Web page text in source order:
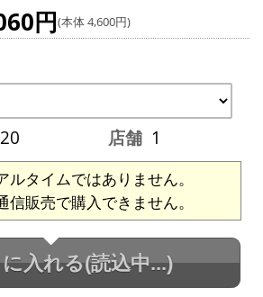
円(本体 4,600円)
20 店舗 1
ルタイムではありません。
信販売で購入できません。
入れる(読込中...)